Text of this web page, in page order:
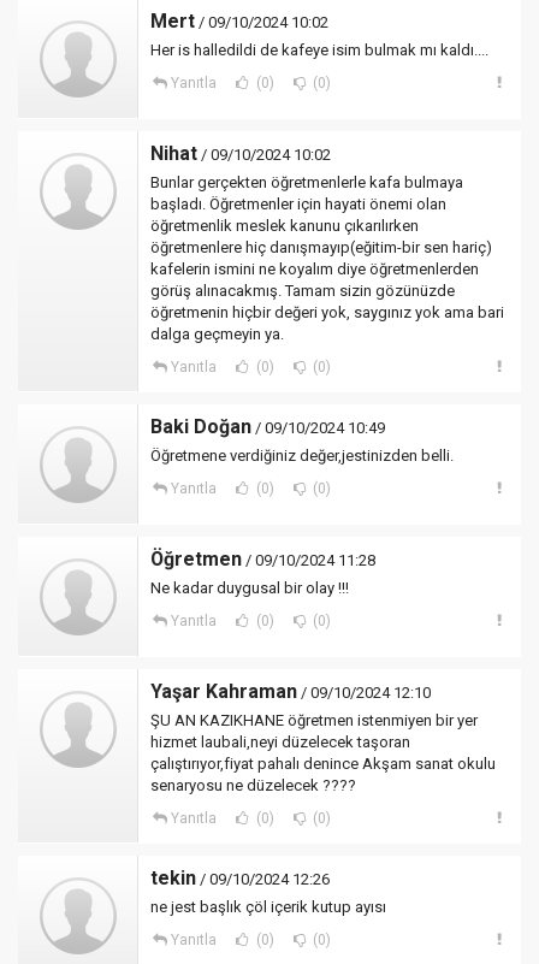
Mert / 09/10/2024 10:02
Her is halledildi de kafeye isim bulmak mı kaldı....
Yanıtla (0) (0)
Nihat / 09/10/2024 10:02
Bunlar gerçekten öğretmenlerle kafa bulmaya
başladı. Öğretmenler için hayati önemi olan
öğretmenlik meslek kanunu çıkarılırken
öğretmenlere hiç danışmayıp(eğitim-bir sen hariç)
kafelerin ismini ne koyalım diye öğretmenlerden
görüş alınacakmış. Tamam sizin gözünüzde
öğretmenin hiçbir değeri yok, saygınız yok ama bari
dalga geçmeyin ya.
Yanıtla (0) (0)
Baki Doğan / 09/10/2024 10:49
Öğretmene verdiğiniz değer,jestinizden belli.
Yanıtla (0) (0)
Öğretmen / 09/10/2024 11:28
Ne kadar duygusal bir olay !!!
Yanıtla (0) (0)
Yaşar Kahraman / 09/10/2024 12:10
ŞU AN KAZIKHANE öğretmen istenmiyen bir yer
hizmet laubali,neyi düzelecek taşoran
çalıştırıyor,fiyat pahalı denince Akşam sanat okulu
senaryosu ne düzelecek ????
Yanıtla (0) (0)
tekin / 09/10/2024 12:26
ne jest başlık çöl içerik kutup ayısı
Yanıtla (0) (0)